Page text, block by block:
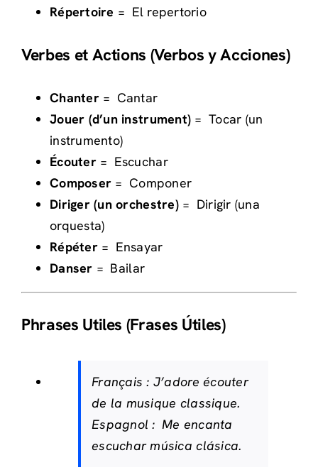
Répertoire = El repertorio
Verbes et Actions (Verbos y Acciones)
Chanter= Cantar
Jouer (d’un instrument) = Tocar (un
instrumento)
Écouter= Escuchar
Composer = Componer
Diriger (un orchestre)= Dirigir (una
orquesta)
Répéter= Ensayar
Danser = Bailar
Phrases Utiles (Frases Útiles)
Français : J’adore écouter
de la musique classique.
Espagnol : Me encanta
escuchar música clásica.